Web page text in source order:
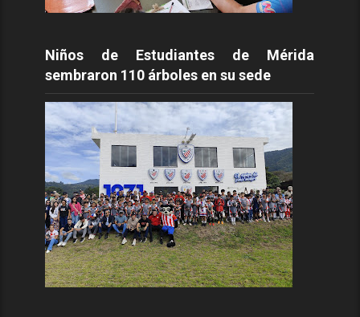
Niños de Estudiantes de Mérida
sembraron 110 árboles en su sede